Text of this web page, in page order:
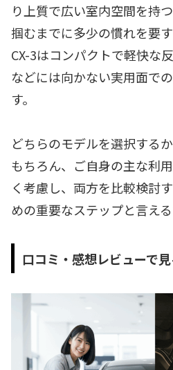
り上質で広い室内空間を持
掴むまでに多少の慣れを要す
CX-3はコンパクトで軽快な
などには向かない実用面で
す。
どちらのモデルを選択する
もちろん、ご自身の主な利
く考慮し、両方を比較検討
めの重要なステップと言える
口コミ・感想レビューで